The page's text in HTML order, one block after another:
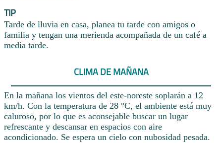
TIP
Tarde de lluvia en casa, planea tu tarde con amigos o
familia y tengan una merienda acompañada de un café a
media tarde.
CLIMA DE MAÑANA
En la mañana los vientos del este-noreste soplarán a 12
km/h. Con la temperatura de 28 °C, el ambiente está muy
caluroso, por lo que es aconsejable buscar un lugar
refrescante y descansar en espacios con aire
acondicionado. Se espera un cielo con nubosidad pesada.